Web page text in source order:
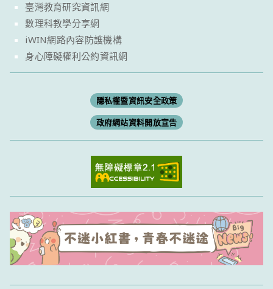
臺灣教育研究資訊網
數理科教學分享網
iWIN網路內容防護機構
身心障礙權利公約資訊網
隱私權暨資訊安全政策
政府網站資料開放宣告